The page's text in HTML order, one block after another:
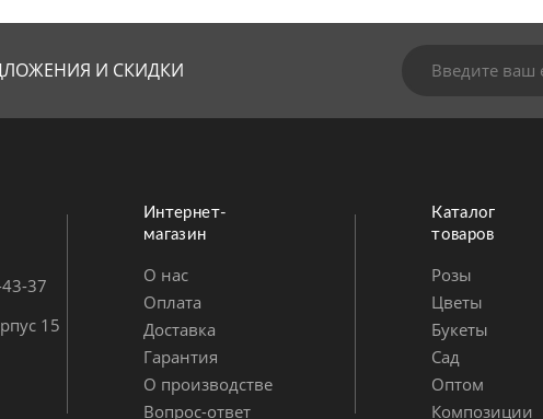
И СКИДКИ
37
15
Интернет-
магазин
О нас
Оплата
Доставка
Гарантия
О производстве
Вопрос-ответ
Каталог
товаров
Розы
Цветы
Букеты
Сад
Оптом
Композиции